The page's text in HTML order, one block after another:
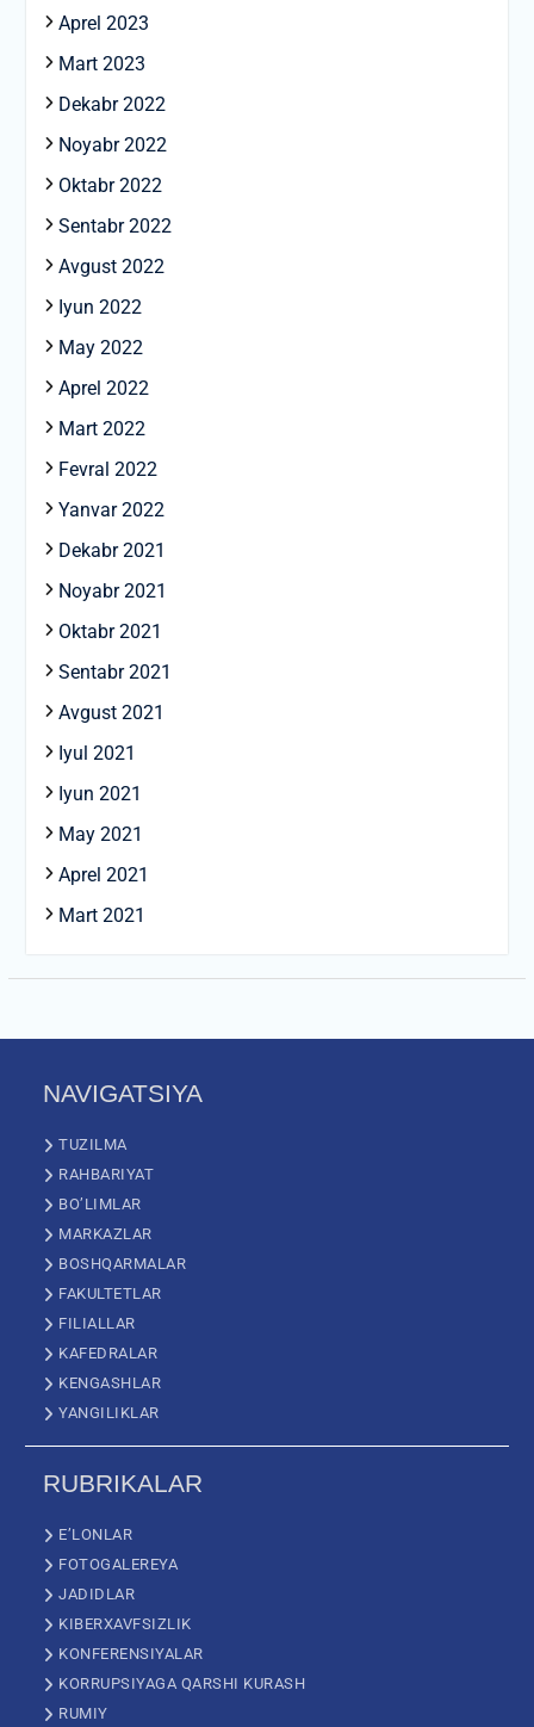
Aprel 2023
Mart 2023
Dekabr 2022
Noyabr 2022
Oktabr 2022
Sentabr 2022
Avgust 2022
Iyun 2022
May 2022
Aprel 2022
Mart 2022
Fevral 2022
Yanvar 2022
Dekabr 2021
Noyabr 2021
Oktabr 2021
Sentabr 2021
Avgust 2021
Iyul 2021
Iyun 2021
May 2021
Aprel 2021
Mart 2021
NAVIGATSIYA
TUZILMA
RAHBARIYAT
BO’LIMLAR
MARKAZLAR
BOSHQARMALAR
FAKULTETLAR
FILIALLAR
KAFEDRALAR
KENGASHLAR
YANGILIKLAR
RUBRIKALAR
E’LONLAR
FOTOGALEREYA
JADIDLAR
KIBERXAVFSIZLIK
KONFERENSIYALAR
KORRUPSIYAGA QARSHI KURASH
RUMIY